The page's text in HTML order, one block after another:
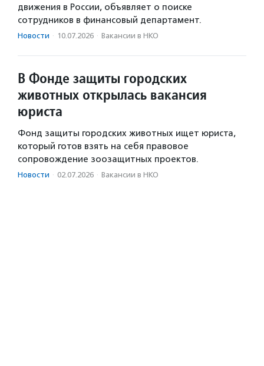
движения в России, объявляет о поиске
сотрудников в финансовый департамент.
Новости · 10.07.2026 · Вакансии в НКО
В Фонде защиты городских
животных открылась вакансия
юриста
Фонд защиты городских животных ищет юриста,
который готов взять на себя правовое
сопровождение зоозащитных проектов.
Новости · 02.07.2026 · Вакансии в НКО